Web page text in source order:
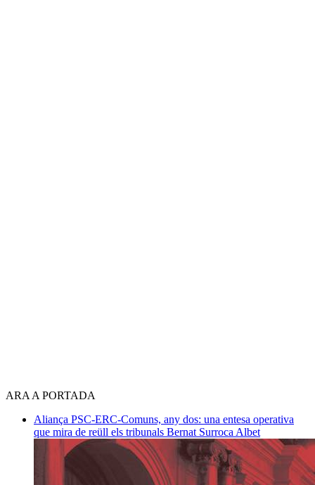
ARA A PORTADA
Aliança PSC-ERC-Comuns, any dos: una entesa operativa
que mira de reüll els tribunals Bernat Surroca Albet